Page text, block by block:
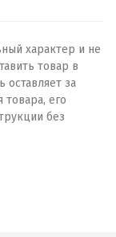
характер и не
товар в
оставляет за
его
без